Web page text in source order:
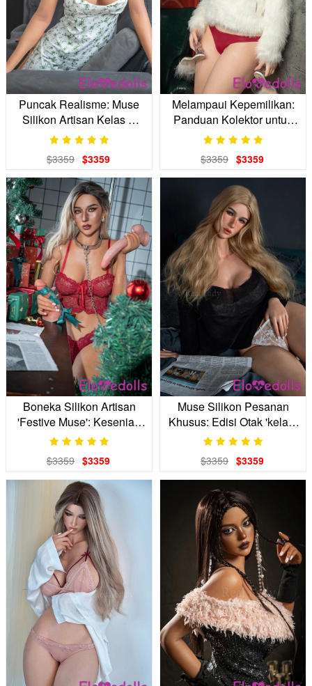
Puncak Realisme: Muse
Silikon Artisan Kelas S
Anda
$3359 $3359
Melampaui Kepemilikan:
Panduan Kolektor untuk
Mengkurasi Salon Pribadi
$3359 $3359
Boneka Silikon Artisan
'Festive Muse': Kesenian
Kelas S
$3359 $3359
Muse Silikon Pesanan
Khusus: Edisi Otak 'kelas-
s'
$3359 $3359